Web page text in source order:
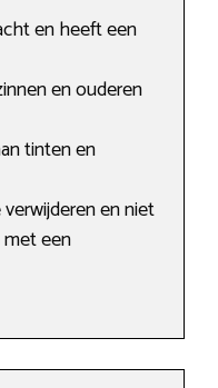
en heeft een
en ouderen
tinten en
en niet
een